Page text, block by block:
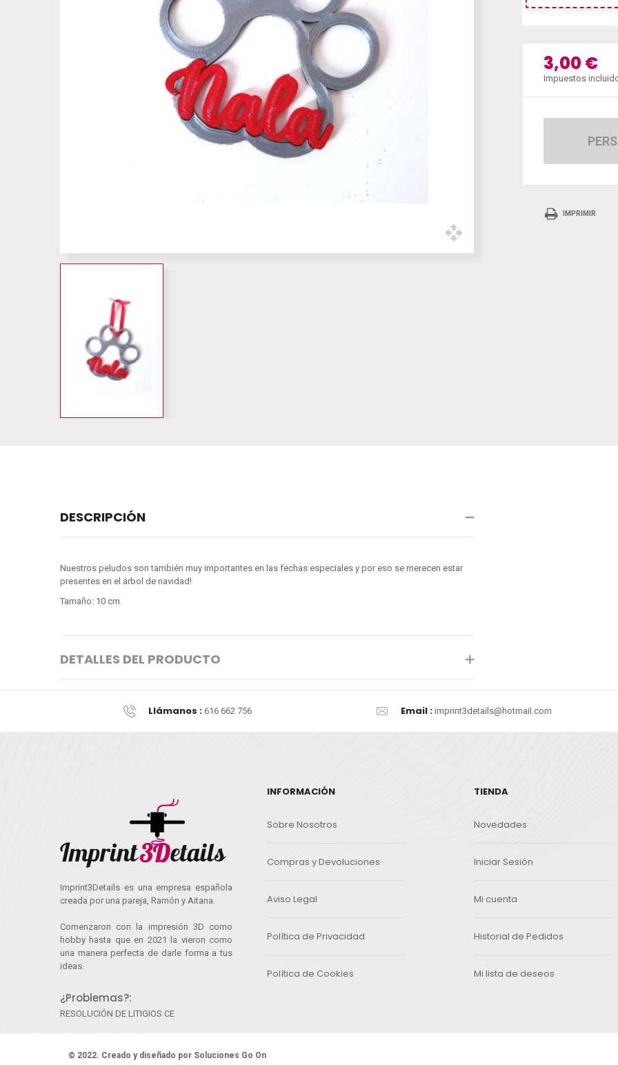
3,00 €
Impuestos
IMPRIMIR
DESCRIPCIÓN
Nuestros peludos son también muy importantes en las fechas especiales y por eso se merecen estar
presentes en el árbol de navidad!
Tamaño: 10 cm.
DETALLES DEL PRODUCTO
Llámanos : 616 662 756 Email : imprint3details@hotmail.com
Imprint3Details es una empresa española
creada por una pareja, Ramón y Aitana.
Comenzaron con la impresión 3D como
hobby hasta que en 2021 la vieron como
una manera perfecta de darle forma a tus
ideas.
¿Problemas?:
RESOLUCIÓN DE LITIGIOS CE
INFORMACIÓN
Sobre Nosotros
Compras y Devoluciones
Aviso Legal
Política de Privacidad
Política de Cookies
TIENDA
Novedades
Iniciar Sesión
Mi cuenta
Historial de Pedidos
Mi lista de deseos
© 2022. Creado y diseñado por Soluciones Go On